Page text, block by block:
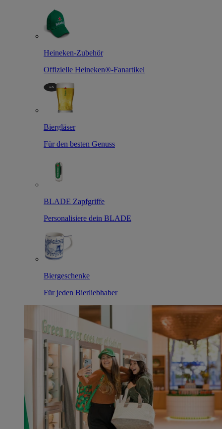
Heineken-Zubehör
Offizielle Heineken®-Fanartikel
Biergläser
Für den besten Genuss
BLADE Zapfgriffe
Personalisiere dein BLADE
Biergeschenke
Für jeden Bierliebhaber